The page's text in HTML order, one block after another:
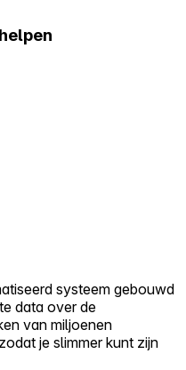
systeem gebouwd
data over de
van miljoenen
je slimmer kunt zijn